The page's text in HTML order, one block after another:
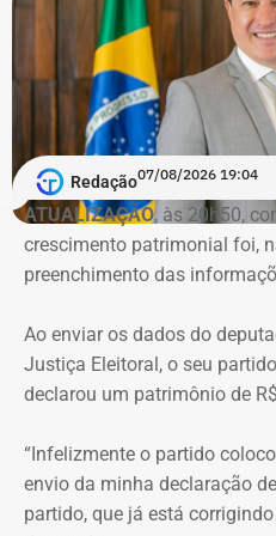
pandemia de Covid-19.
empresa ligada ao
movimentações financeiras
Declaração de bens do
Reprodução/
Imóvel de Eduardo Bolsonaro será
O apartamento que vai à
tem cerca de 101 metros
Baía de Guanabara.
A Caixa Econômica tentou
Redação07/08/2026 19:04
ATUALIZAÇÃO, às 20h50,
crescimento patrimonial foi,
preenchimento das
Ao enviar os dados do
Justiça Eleitoral, o seu
declarou um patrimônio de
“Infelizmente o partido
envio da minha declaração
partido, que já está